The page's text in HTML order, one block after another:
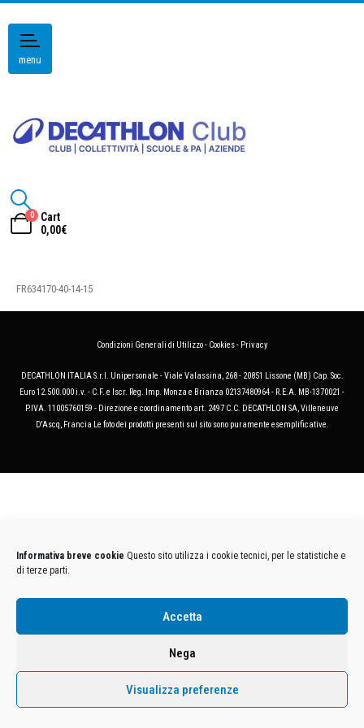
Informativa breve cookie Questo sito utilizza i cookie tecnici, per le statistiche e
di terze parti.
Accetta
Nega
Visualizza preferenze
menu
0
Cart
0,00€
FR634170-40-14-15
Condizioni Generali di Utilizzo- Cookies- Privacy
DECATHLON ITALIA S.r.l. Unipersonale - Viale Valassina, 268 - 20851 Lissone (MB) Cap. Soc.
Euro 12.500.000 i.v. - C.F. e Iscr. Reg. Imp. Monza e Brianza 02137480964 - R.E.A. MB-1370021 -
P.IVA. 11005760159 - Direzione e coordinamento art. 2497 C.C. DECATHLON SA, Villeneuve
D'Ascq, Francia Le foto dei prodotti presenti sul sito sono puramente esemplificative.